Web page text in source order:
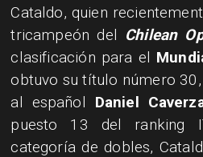
Cataldo, quien
tricampeón del Chilean
clasificación para el
obtuvo su título número
al español Daniel
puesto 13 del ranking
categoría de dobles,